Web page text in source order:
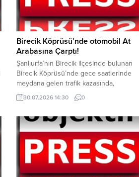
Birecik Köprüsü’nde otomobil At
Arabasına Çarptı!
Şanlıurfa’nın Birecik ilçesinde bulunan
Birecik Köprüsü’nde gece saatlerinde
meydana gelen trafik kazasında,
otomobilin arkadan çarptığı at arabasında
bulunan at telef oldu. Edinilen bilgilere
öğrenilemeyen otomobil, seyir halindeki
at arabasına arkadan çarptı. Çarpmanın
etkisiyle at ağır yaralanarak olay yerinde
telef olurken, kazanın ardından köprü
üzerinde kısa süreli...
30.07.2026 14:30 0